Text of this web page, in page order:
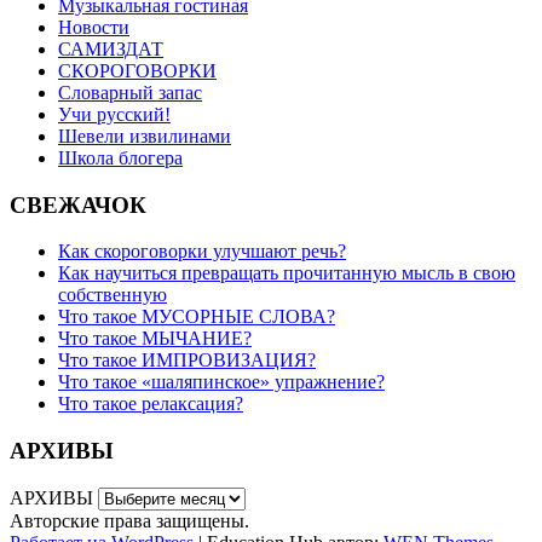
Музыкальная гостиная
Новости
САМИЗДАТ
СКОРОГОВОРКИ
Словарный запас
Учи русский!
Шевели извилинами
Школа блогера
СВЕЖАЧОК
Как скороговорки улучшают речь?
Как научиться превращать прочитанную мысль в свою
собственную
Что такое МУСОРНЫЕ СЛОВА?
Что такое МЫЧАНИЕ?
Что такое ИМПРОВИЗАЦИЯ?
Что такое «шаляпинское» упражнение?
Что такое релаксация?
АРХИВЫ
АРХИВЫ
Авторские права защищены.